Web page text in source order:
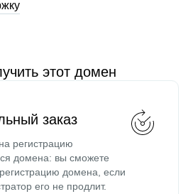
этот домен
заказ
регистрацию
домена: вы сможете
домена, если
его не продлит.